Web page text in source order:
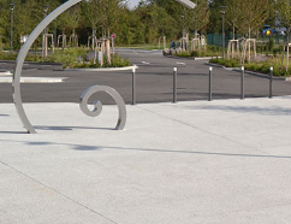
précédente